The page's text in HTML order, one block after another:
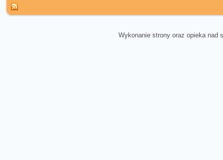
Wykonanie strony oraz opieka nad